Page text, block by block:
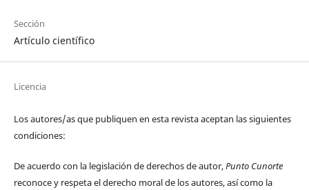
Sección
Artículo científico
Licencia
Los autores/as que publiquen en esta revista aceptan las siguientes
condiciones:
De acuerdo con la legislación de derechos de autor,Punto Cunorte
reconoce y respeta el derecho moral de los autores, así como la